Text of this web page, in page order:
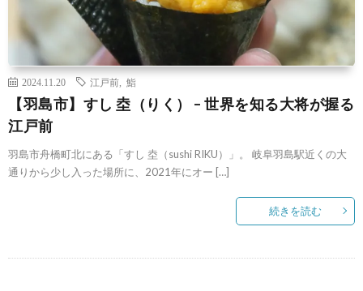
2024.11.20 江戸前 鮨
【羽島市】すし 坴（りく） – 世界を知る大将が握る
江戸前
羽島市舟橋町北にある「すし 坴（sushi RIKU）」。 岐阜羽島駅近くの大
通りから少し入った場所に、2021年にオー […]
続きを読む